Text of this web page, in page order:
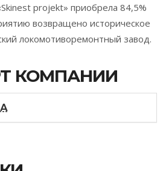
projekt» приобрела 84,5%
возвращено историческое
локомотиворемонтный завод.
КОМПАНИИ